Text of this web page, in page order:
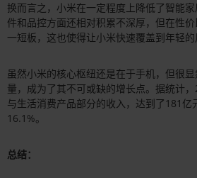
换而言之，小米在一定程度上降低了智能
件和品控方面还相对积累不深厚，但在性
一短板，这也使得让小米快速覆盖到年轻的
虽然小米的核心枢纽还是在于手机，但很
量，成为了其不可或缺的增长点。据统计
与生活消费产品部分的收入，达到了181亿
16.1%。
总结：